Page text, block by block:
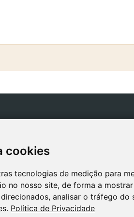
cookies
tecnologias de medição para
no nosso site, de forma a
analisar o tráfego do
Política de Privacidade
cookies
tecnologias de medição para
no nosso site, de forma a
analisar o tráfego do
Política de Privacidade
de Cookies
de
Legal
Madrid
+34 918 459
Segunda a Sexta